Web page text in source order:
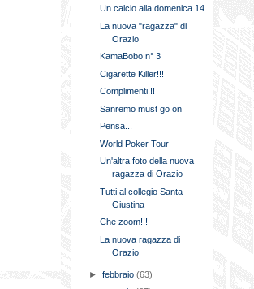
Un calcio alla domenica 14
La nuova "ragazza" di
Orazio
KamaBobo n° 3
Cigarette Killer!!!
Complimenti!!!
Sanremo must go on
Pensa...
World Poker Tour
Un'altra foto della nuova
ragazza di Orazio
Tutti al collegio Santa
Giustina
Che zoom!!!
La nuova ragazza di
Orazio
►febbraio(63)